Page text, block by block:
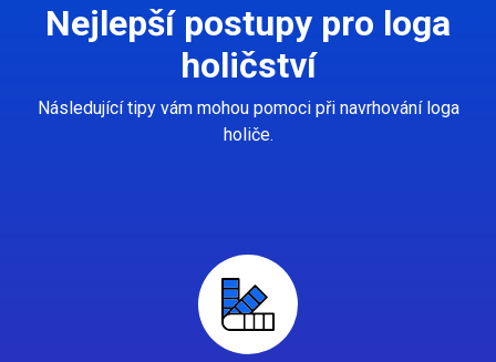
Nejlepší postupy pro loga
holičství
Následující tipy vám mohou pomoci při navrhování loga
holiče.